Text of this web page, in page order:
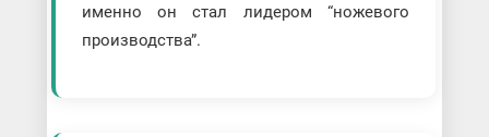
именно он стал лидером “ножевого
производства”.